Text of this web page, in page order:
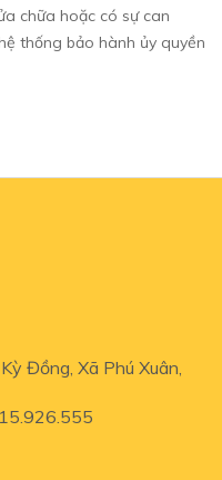
chữa hoặc có sự can
thống bảo hành ủy quyền
Đồng, Xã Phú Xuân,